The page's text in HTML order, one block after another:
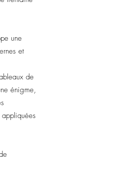
une
et
de
énigme,